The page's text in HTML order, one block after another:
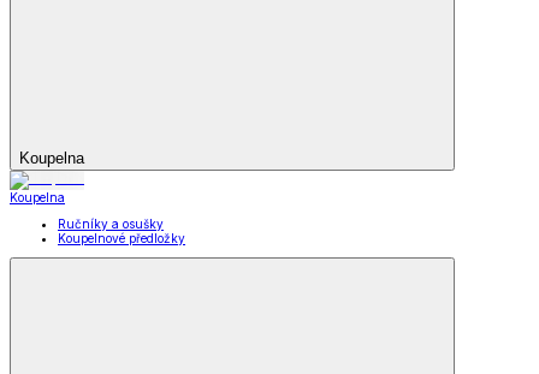
Koupelna
Koupelna
Ručníky a osušky
Koupelnové předložky